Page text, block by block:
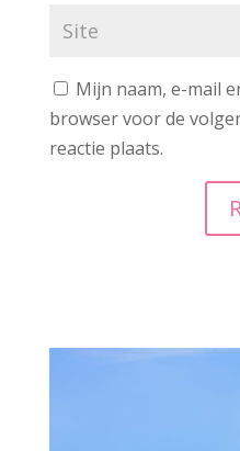
Mijn naam, e-mail
browser voor de
reactie plaats.